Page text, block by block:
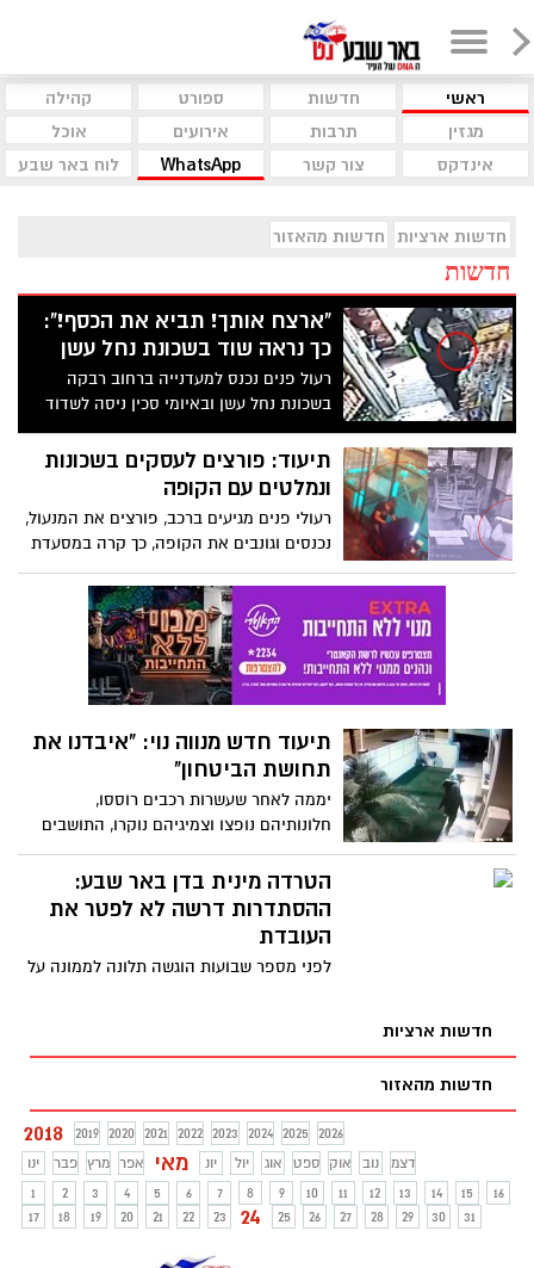
ראשי חדשות ספורט
קהילה
מגזין
תרבות אירועים
אוכל
אינדקס
צור קשר WhatsApp לוח באר שבע
חדשות ארציות חדשות מהאזור
חדשות
"ארצח אותך! תביא את הכסף!":
כך נראה שוד בשכונת נחל עשן
רעול פנים נכנס למעדנייה ברחוב רבקה
בשכונת נחל עשן ובאיומי סכין ניסה לשדוד
את המוכר "ארצח אותך עם הסכין" אמר
החשוד למוכר "מדובר בשוד אני לא צוחק".
החשוד, תושב באר שבע, נעצר ויוגש נגדו כתב
תיעוד: פורצים לעסקים בשכונות
ונמלטים עם הקופה
רעולי פנים מגיעים ברכב, פורצים את המנעול,
נכנסים וגונבים את הקופה, כך קרה במסעדת
"אגאדיר" בשכונה ג' וגם ב"בר גיורא" בשכונה
ד'. האחראים לכך? לא תמיד נתפסים. צפו
בתיעוד
תיעוד חדש מנווה נוי: "איבדנו את
תחושת הביטחון"
יממה לאחר שעשרות רכבים רוססו,
חלונותיהם נופצו וצמיגיהם נוקרו, התושבים
בנווה נוי קוראים להגברת האבטחה בשכונה
"איבדנו את תחושת הביטחון. אנשים לא
יכולים לישון בשקט. מה אנחנו צריכים לשלם
הטרדה מינית בדן באר שבע:
ההסתדרות דרשה לא לפטר את
העובדת
לפני מספר שבועות הוגשה תלונה לממונה על
תפוטר
חדשות ארציות
חדשות מהאזור
2018 2019 2020 2021 2022 2023 2024 2025
2026
ינו
פבר מרץ אפר מאי יונ יול אוג ספט אוק נוב
דצמ
1
2 3 4 5 6 7 8 9 10 11 12 13 14 15
16
17
18 19 20 21 22 23 24 25 26 27 28 29 30 31